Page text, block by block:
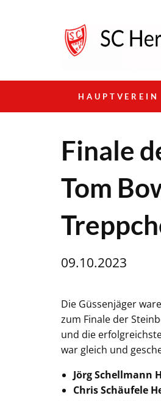
HAUPTVEREIN
Finale
Tom
09.10.2023
Die Güssenjäger
zum Finale der
und die
war gleich und
Jörg Schellmann
Chris Schäufele